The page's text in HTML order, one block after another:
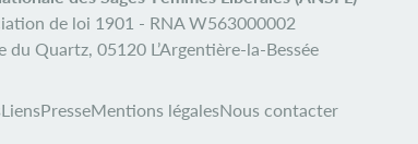
de loi 1901 - RNA W563000002
du Quartz, 05120 L’Argentière-la-Bessée
LiensPresseMentions légalesNous contacter